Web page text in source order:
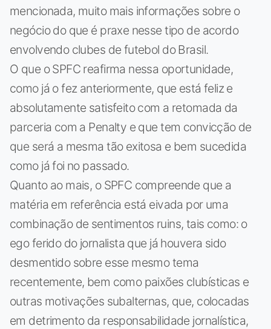
mencionada, muito mais informações sobre o
negócio do que é praxe nesse tipo de acordo
envolvendo clubes de futebol do Brasil.
O que o SPFC reafirma nessa oportunidade,
como já o fez anteriormente, que está feliz e
absolutamente satisfeito com a retomada da
parceria com a Penalty e que tem convicção de
que será a mesma tão exitosa e bem sucedida
como já foi no passado.
Quanto ao mais, o SPFC compreende que a
matéria em referência está eivada por uma
combinação de sentimentos ruins, tais como: o
ego ferido do jornalista que já houvera sido
desmentido sobre esse mesmo tema
recentemente, bem como paixões clubísticas e
outras motivações subalternas, que, colocadas
em detrimento da responsabilidade jornalística,